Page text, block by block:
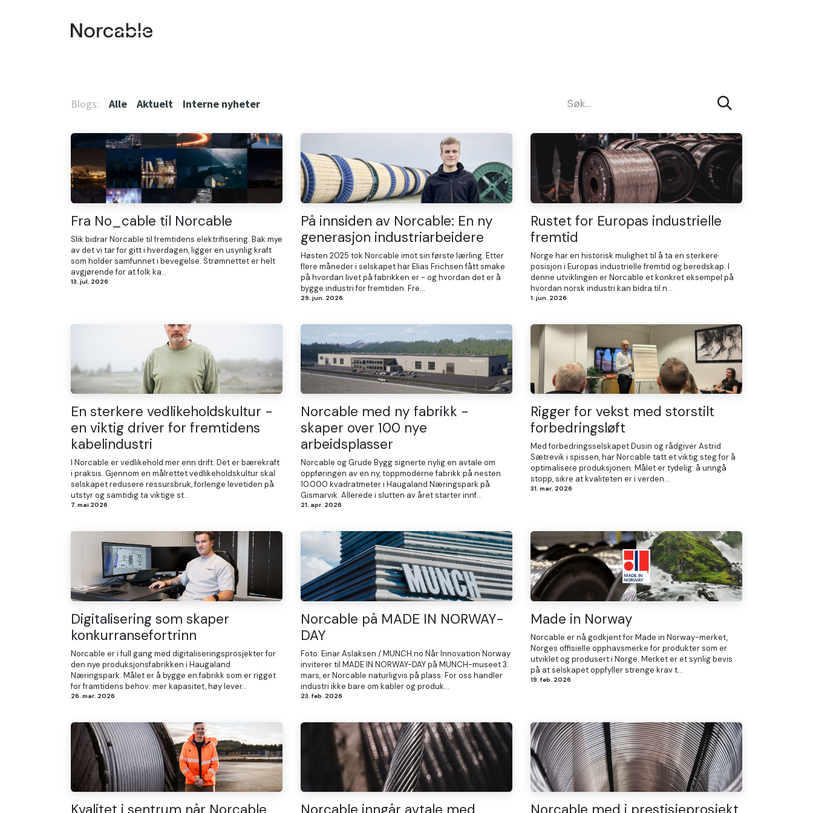
Blogs: Alle Aktuelt Interne nyheter
Fra No_cable til Norcable
Slik bidrar Norcable til fremtidens elektrifisering. Bak mye
av det vi tar for gitt i hverdagen, ligger en usynlig kraft
som holder samfunnet i bevegelse. Strømnettet er helt
avgjørende for at folk ka...
13. jul. 2026
På innsiden av Norcable: En ny
generasjon industriarbeidere
Høsten 2025 tok Norcable imot sin første lærling. Etter
flere måneder i selskapet har Elias Frichsen fått smake
på hvordan livet på fabrikken er - og hvordan det er å
bygge industri for fremtiden. Fre...
29. jun. 2026
Rustet for Europas industrielle
fremtid
Norge har en historisk mulighet til å ta en sterkere
posisjon i Europas industrielle fremtid og beredskap. I
denne utviklingen er Norcable et konkret eksempel på
hvordan norsk industri kan bidra til n...
1. jun. 2026
En sterkere vedlikeholdskultur -
en viktig driver for fremtidens
kabelindustri
I Norcable er vedlikehold mer enn drift. Det er bærekraft
i praksis. Gjennom en målrettet vedlikeholdskultur skal
selskapet redusere ressursbruk, forlenge levetiden på
utstyr og samtidig ta viktige st...
7. mai 2026
Norcable med ny fabrikk -
skaper over 100 nye
arbeidsplasser
Norcable og Grude Bygg signerte nylig en avtale om
oppføringen av en ny, toppmoderne fabrikk på nesten
10.000 kvadratmeter i Haugaland Næringspark på
Gismarvik. Allerede i slutten av året starter innf...
21. apr. 2026
Rigger for vekst med storstilt
forbedringsløft
Med forbedringsselskapet Dusin og rådgiver Astrid
Sætrevik i spissen, har Norcable tatt et viktig steg for å
optimalisere produksjonen. Målet er tydelig: å unngå
stopp, sikre at kvaliteten er i verden...
31. mar. 2026
Digitalisering som skaper
konkurransefortrinn
Norcable er i full gang med digitaliseringsprosjekter for
den nye produksjonsfabrikken i Haugaland
Næringspark. Målet er å bygge en fabrikk som er rigget
for framtidens behov: mer kapasitet, høy lever...
26. mar. 2026
Norcable på MADE IN NORWAY-
DAY
Foto: Einar Aslaksen / MUNCH.no Når Innovation Norway
inviterer til MADE IN NORWAY-DAY på MUNCH-museet 3.
mars, er Norcable naturligvis på plass. For oss handler
industri ikke bare om kabler og produk...
23. feb. 2026
Made in Norway
Norcable er nå godkjent for Made in Norway-merket,
Norges offisielle opphavsmerke for produkter som er
utviklet og produsert i Norge. Merket er et synlig bevis
på at selskapet oppfyller strenge krav t...
19. feb. 2026